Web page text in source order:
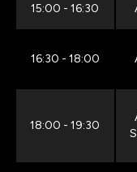
15:00 - 16:30
16:30 - 18:00
18:00 - 19:30